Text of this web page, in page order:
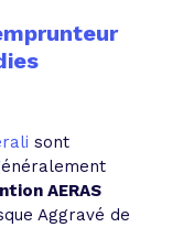
sont
AERAS
Aggravé de